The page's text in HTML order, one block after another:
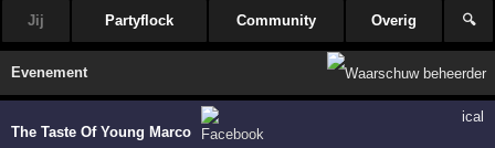
Jij Partyflock Community Overig 🔍
Evenement
The Taste Of Young Marco
ical